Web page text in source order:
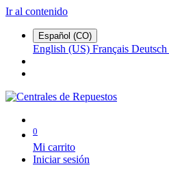
Ir al contenido
Español (CO)
English (US) Français Deutsch
0
Mi carrito
Iniciar sesión